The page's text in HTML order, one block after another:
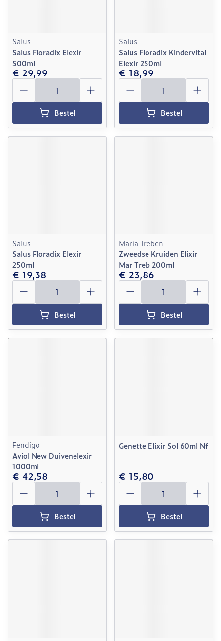
Salus
Salus Floradix Elexir
500ml
€ 29,99
Aantal
Bestel
Salus
Salus Floradix Kindervital
Elexir 250ml
€ 18,99
Aantal
Bestel
Salus
Salus Floradix Elexir
250ml
€ 19,38
Aantal
Bestel
Maria Treben
Zweedse Kruiden Elixir
Mar Treb 200ml
€ 23,86
Aantal
Bestel
Fendigo
Aviol New Duivenelexir
1000ml
€ 42,58
Aantal
Bestel
Genette Elixir Sol 60ml Nf
€ 15,80
Aantal
Bestel